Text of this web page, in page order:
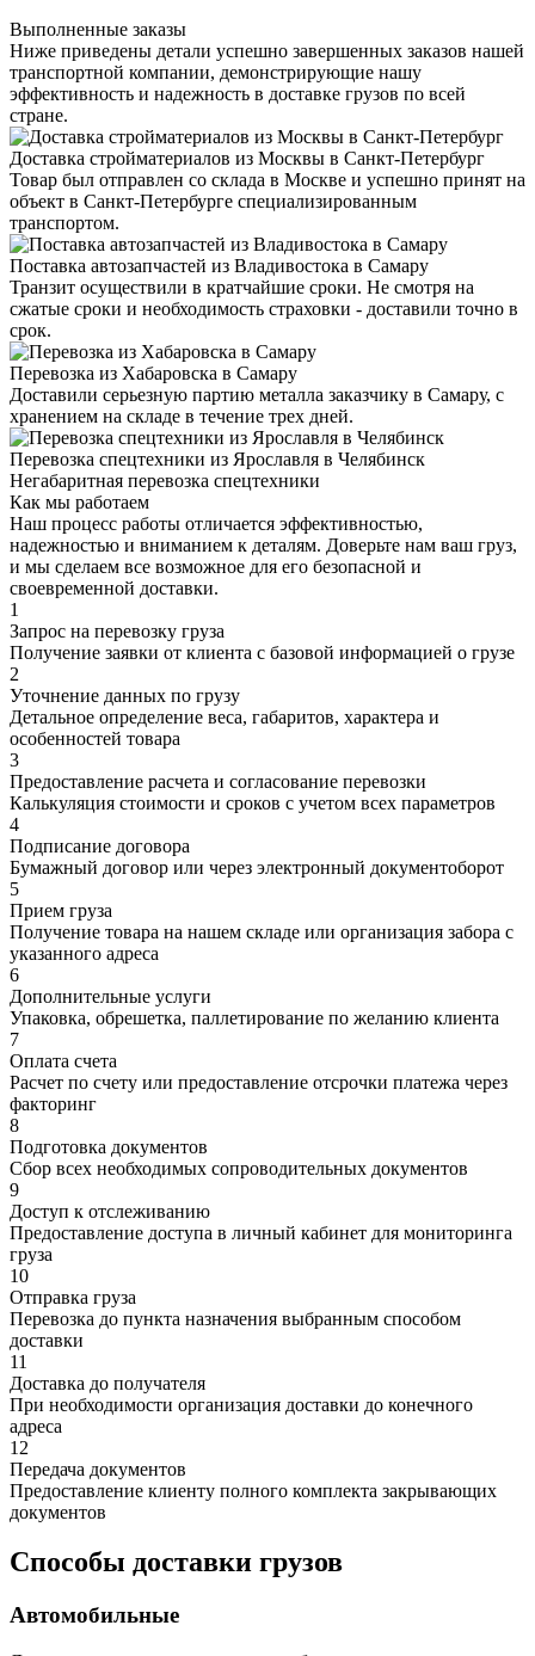
Выполненные заказы
Ниже приведены детали успешно завершенных заказов нашей
транспортной компании, демонстрирующие нашу
эффективность и надежность в доставке грузов по всей
стране.
Доставка стройматериалов из Москвы в Санкт-Петербург
Товар был отправлен со склада в Москве и успешно принят на
объект в Санкт-Петербурге специализированным
транспортом.
Поставка автозапчастей из Владивостока в Самару
Транзит осуществили в кратчайшие сроки. Не смотря на
сжатые сроки и необходимость страховки - доставили точно в
срок.
Перевозка из Хабаровска в Самару
Доставили серьезную партию металла заказчику в Самару, с
хранением на складе в течение трех дней.
Перевозка спецтехники из Ярославля в Челябинск
Негабаритная перевозка спецтехники
Как мы работаем
Наш процесс работы отличается эффективностью,
надежностью и вниманием к деталям. Доверьте нам ваш груз,
и мы сделаем все возможное для его безопасной и
своевременной доставки.
1
Запрос на перевозку груза
Получение заявки от клиента с базовой информацией о грузе
2
Уточнение данных по грузу
Детальное определение веса, габаритов, характера и
особенностей товара
3
Предоставление расчета и согласование перевозки
Калькуляция стоимости и сроков с учетом всех параметров
4
Подписание договора
Бумажный договор или через электронный документоборот
5
Прием груза
Получение товара на нашем складе или организация забора с
указанного адреса
6
Дополнительные услуги
Упаковка, обрешетка, паллетирование по желанию клиента
7
Оплата счета
Расчет по счету или предоставление отсрочки платежа через
факторинг
8
Подготовка документов
Сбор всех необходимых сопроводительных документов
9
Доступ к отслеживанию
Предоставление доступа в личный кабинет для мониторинга
груза
10
Отправка груза
Перевозка до пункта назначения выбранным способом
доставки
11
Доставка до получателя
При необходимости организация доставки до конечного
адреса
12
Передача документов
Предоставление клиенту полного комплекта закрывающих
документов
Способы доставки грузов
Автомобильные